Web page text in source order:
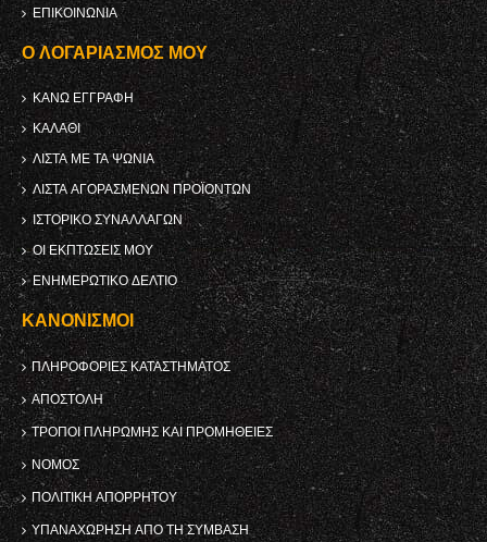
ΕΠΙΚΟΙΝΩΝΊΑ
Ο ΛΟΓΑΡΙΑΣΜΌΣ ΜΟΥ
ΚΑΝΩ ΕΓΓΡΑΦΗ
ΚΑΛΆΘΙ
ΛΊΣΤΑ ΜΕ ΤΑ ΨΏΝΙΑ
ΛΊΣΤΑ ΑΓΟΡΑΣΜΈΝΩΝ ΠΡΟΪΌΝΤΩΝ
ΙΣΤΟΡΙΚΌ ΣΥΝΑΛΛΑΓΏΝ
ΟΙ ΕΚΠΤΏΣΕΙΣ ΜΟΥ
ΕΝΗΜΕΡΩΤΙΚΌ ΔΕΛΤΊΟ
ΚΑΝΟΝΙΣΜΟΊ
ΠΛΗΡΟΦΟΡΊΕΣ ΚΑΤΑΣΤΉΜΑΤΟΣ
ΑΠΟΣΤΟΛΉ
ΤΡΌΠΟΙ ΠΛΗΡΩΜΉΣ ΚΑΙ ΠΡΟΜΉΘΕΙΕΣ
ΝΌΜΟΣ
ΠΟΛΙΤΙΚΉ ΑΠΟΡΡΉΤΟΥ
ΥΠΑΝΑΧΏΡΗΣΗ ΑΠΌ ΤΗ ΣΎΜΒΑΣΗ